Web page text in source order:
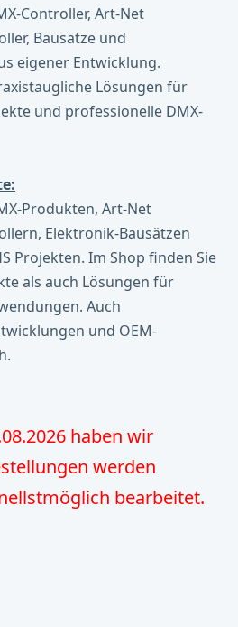
Controller, Art-Net
Bausätze und
eigener Entwicklung.
Lösungen für
und professionelle DMX-
Produkten, Art-Net
Elektronik-Bausätzen
Projekten. Im Shop finden Sie
als auch Lösungen für
Auch
und OEM-
haben wir
werden
bearbeitet.